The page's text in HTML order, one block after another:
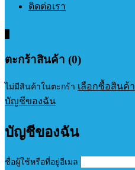
ติดต่อเรา
ตะกร้าสินค้า (0)
ไม่มีสินค้าในตะกร้า เลือกซื้อสินค้า
บัญชีของฉัน
บัญชีของฉัน
ชื่อผู้ใช้หรือที่อยู่อีเมล